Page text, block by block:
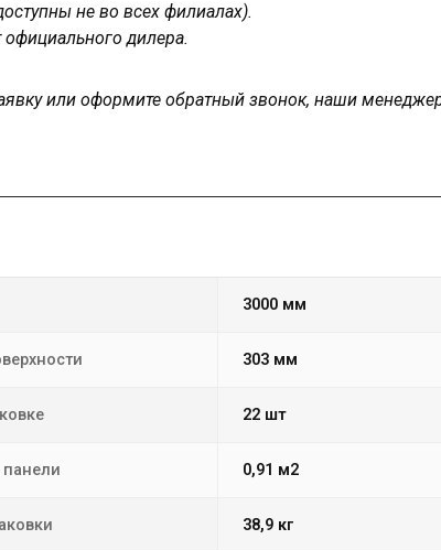
не во всех филиалах).
дилера.
или оформите обратный звонок, наши
3000 мм
303 мм
22 шт
0,91 м2
38,9 кг